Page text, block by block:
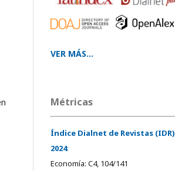
VER MÁS...
Métricas
Índice Dialnet de Revistas (IDR)
2024:
Economía: C4, 104/141